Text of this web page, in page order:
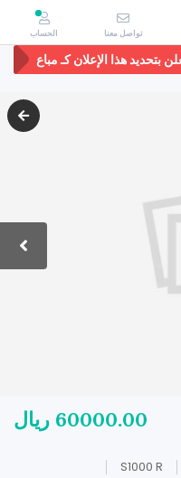
بتحديد هذا الإعلان كـمباع
60000.00 ريال
S1000 R
تواصل معنا الحساب